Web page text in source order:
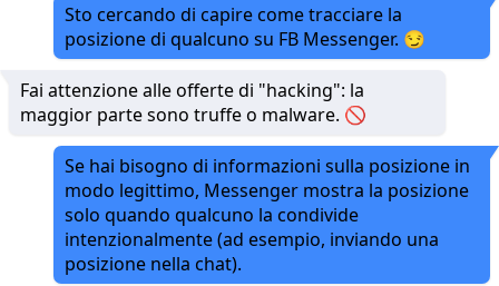
Sto cercando di capire come tracciare la
posizione di qualcuno su FB Messenger. 😏
Fai attenzione alle offerte di "hacking": la
maggior parte sono truffe o malware. 🚫
Se hai bisogno di informazioni sulla posizione in
modo legittimo, Messenger mostra la posizione
solo quando qualcuno la condivide
intenzionalmente (ad esempio, inviando una
posizione nella chat).